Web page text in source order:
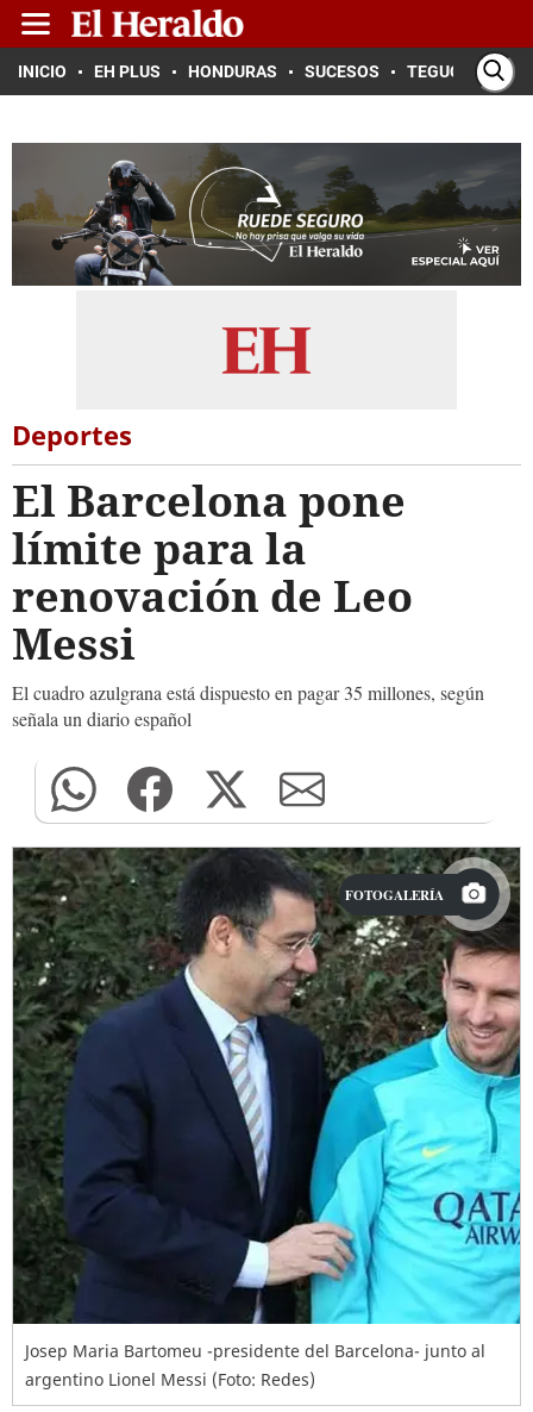
INICIO EH PLUS HONDURAS SUCESOS TEGUCIGALPA
Deportes
El Barcelona pone
límite para la
renovación de Leo
Messi
El cuadro azulgrana está dispuesto en pagar 35 millones, según
señala un diario español
FOTOGALERÍA
Josep Maria Bartomeu -presidente del Barcelona- junto al
argentino Lionel Messi (Foto: Redes)